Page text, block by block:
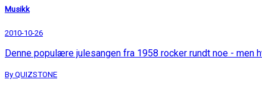
Musikk
2010-10-26
Denne populære julesangen fra 1958 rocker rundt noe - men
By QUIZSTONE